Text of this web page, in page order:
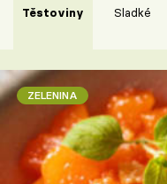
Těstoviny Sladké
ZELENINA